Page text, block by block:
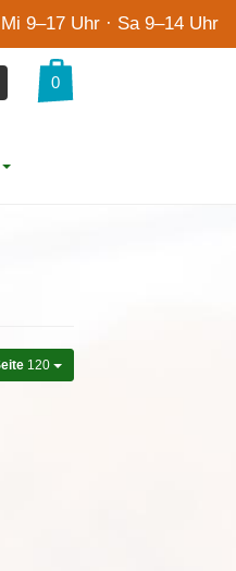
9–17 Uhr · Sa 9–14 Uhr
120